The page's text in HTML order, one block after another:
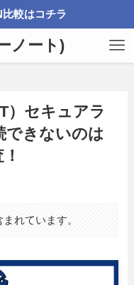
比較はコチラ
ノート)
）セキュアラ
できないのは
れています。